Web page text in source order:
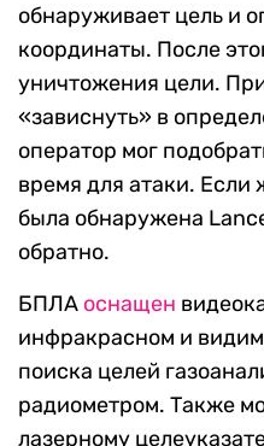
обнаруживает цель и
координаты. После
уничтожения цели.
«зависнуть» в
оператор мог
время для атаки. Если
была обнаружена
обратно.
БПЛА оснащен
инфракрасном и
поиска целей
радиометром. Также
лазерному